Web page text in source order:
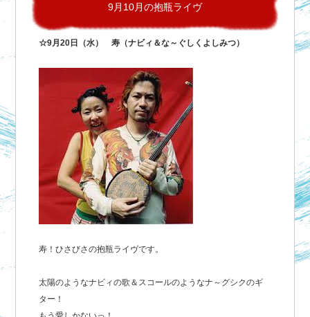
9月10月の抱瓶ライヴ
☆9月20日（水） 寿（ナビィ＆な～ぐしくよしみつ）
寿！ひさびさの抱瓶ライヴです。
太陽のようなナビィの歌＆スコールのようなナ～グシクのギ
ター！